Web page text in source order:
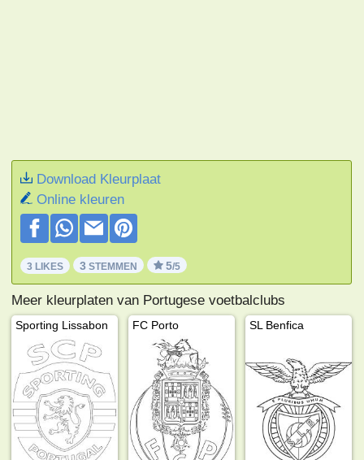
Download Kleurplaat
Online kleuren
3 LIKES 3 STEMMEN 5/5
Meer kleurplaten van Portugese voetbalclubs
Sporting Lissabon FC Porto SL Benfica